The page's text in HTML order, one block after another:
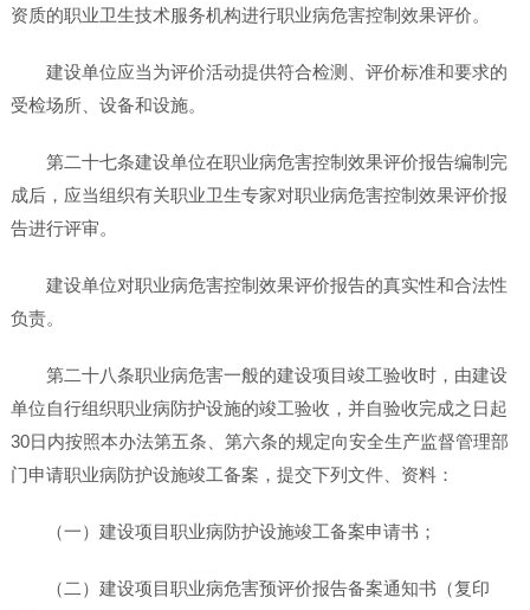
资质的职业卫生技术服务机构进行职业病危害控制效果评价。
建设单位应当为评价活动提供符合检测、评价标准和要求的
受检场所、设备和设施。
第二十七条建设单位在职业病危害控制效果评价报告编制完
成后，应当组织有关职业卫生专家对职业病危害控制效果评价报
告进行评审。
建设单位对职业病危害控制效果评价报告的真实性和合法性
负责。
第二十八条职业病危害一般的建设项目竣工验收时，由建设
单位自行组织职业病防护设施的竣工验收，并自验收完成之日起
30日内按照本办法第五条、第六条的规定向安全生产监督管理部
门申请职业病防护设施竣工备案，提交下列文件、资料：
（一）建设项目职业病防护设施竣工备案申请书；
（二）建设项目职业病危害预评价报告备案通知书（复印